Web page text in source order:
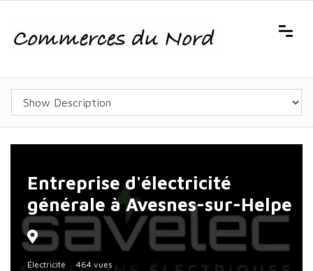
Entreprise d'électricité
générale à Avesnes-sur-Helpe
Électricité 464 vues